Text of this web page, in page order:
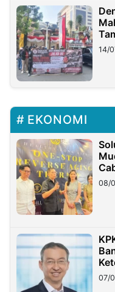
14/
EKONOMI
08/
07/